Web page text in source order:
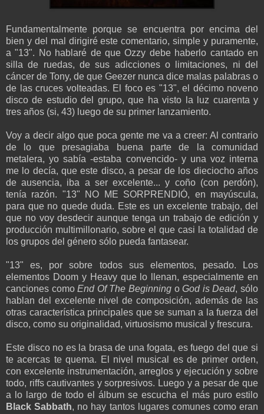
Fundamentalmente porque se encuentra por encima del
bien y del mal dirigiré este comentario, simple y puramente,
a "13". No hablaré de que Ozzy debe haberlo cantado en
silla de ruedas, de sus adicciones o limitaciones, ni del
cáncer de Tony, de que Geezer nunca dice malas palabras o
de las cruces volteadas. El foco es "13", el décimo noveno
disco de estudio del grupo, que ha visto la luz cuarenta y
tres años (si, 43) luego de su primer lanzamiento.
Voy a decir algo que poca gente me va a creer: Al contrario
de lo que presagiaba buena parte de la comunidad
metalera, yo sabía -estaba convencido- y una voz interna
me lo decía, que este disco, a pesar de los dieciocho años
de ausencia, iba a ser excelente... y coño (con perdón),
tenía razón. "13" NO ME SORPRENDIÓ, en mayúscula,
para que no quede duda. Este es un excelente trabajo, del
que no voy desdecir aunque tenga un trabajo de edición y
producción multimillonario, sobre el que casi la totalidad de
los grupos del género sólo pueda fantasear.
"13" es, por sobre todos sus elementos, pesado. Los
elementos Doom y Heavy que lo llenan, especialmente en
canciones comoEnd Of The Beginning oGod is Dead, sólo
hablan del excelente nivel de composición, además de las
otras característica principales que se suman a la fuerza del
disco, como su originalidad, virtuosismo musical y frescura.
Este disco no es la brasa de una fogata, es fuego del que si
te acercas te quema. El nivel musical es de primer orden,
con excelente instrumentación, arreglos y ejecución y sobre
todo, riffs cautivantes y sorpresivos. Luego y a pesar de que
a lo largo de todo el álbum se escucha el más puro estilo
Black Sabbath, no hay tantos lugares comunes como eran